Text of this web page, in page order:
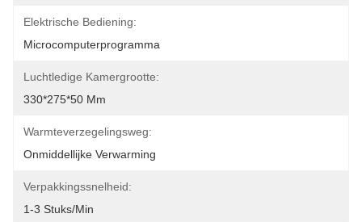
Elektrische Bediening:
Microcomputerprogramma
Luchtledige Kamergrootte:
330*275*50 Mm
Warmteverzegelingsweg:
Onmiddellijke Verwarming
Verpakkingssnelheid:
1-3 Stuks/min